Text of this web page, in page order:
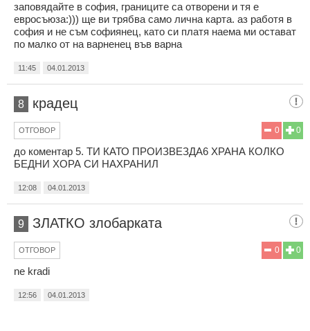
заповядайте в софия, границите са отворени и тя е
евросъюза:))) ще ви трябва само лична карта. аз работя в
софия и не съм софиянец, като си платя наема ми остават
по малко от на варненец във варна
11:45 04.01.2013
8 крадец
0
0
ОТГОВОР
до коментар 5. ТИ КАТО ПРОИЗВЕЗДА6 ХРАНА КОЛКО
БЕДНИ ХОРА СИ НАХРАНИЛ
12:08 04.01.2013
9 ЗЛАТКО злобарката
0
0
ОТГОВОР
ne kradi
12:56 04.01.2013